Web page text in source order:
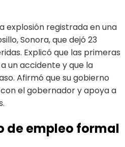
explosión registrada en una
Sonora, que dejó 23
Explicó que las primeras
un accidente y que la
Afirmó que su gobierno
el gobernador y apoya a
de empleo formal